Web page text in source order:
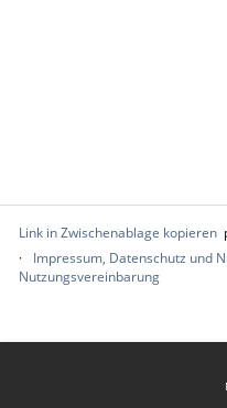
Link in Zwischenablage kopieren
Impressum, Datenschutz und
Nutzungsvereinbarung